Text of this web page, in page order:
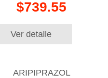
$739.55
Ver detalle
ARIPIPRAZOL